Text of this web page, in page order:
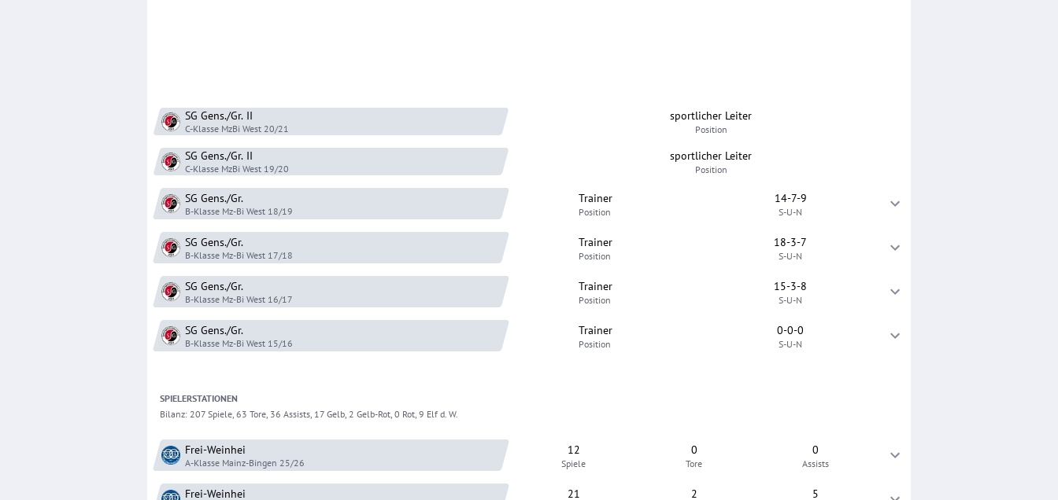
SG Gens./Gr. II
C-Klasse MzBi West 20/21
sportlicher Leiter
Position
SG Gens./Gr. II
C-Klasse MzBi West 19/20
sportlicher Leiter
Position
SG Gens./Gr.
B-Klasse Mz-Bi West 18/19
Trainer
Position
14-7-9
S-U-N
SG Gens./Gr.
B-Klasse Mz-Bi West 17/18
Trainer
Position
18-3-7
S-U-N
SG Gens./Gr.
B-Klasse Mz-Bi West 16/17
Trainer
Position
15-3-8
S-U-N
SG Gens./Gr.
B-Klasse Mz-Bi West 15/16
Trainer
Position
0-0-0
S-U-N
SPIELERSTATIONEN
Bilanz: 207 Spiele, 63 Tore, 36 Assists, 17 Gelb, 2 Gelb-Rot, 0 Rot, 9 Elf d. W.
Frei-Weinhei
A-Klasse Mainz-Bingen 25/26
12
Spiele
0
Tore
0
Assists
Frei-Weinhei 21 2 5